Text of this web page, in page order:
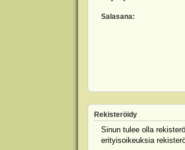
Salasana:
Rekisteröidy
Sinun tulee olla
erityisoikeuksia